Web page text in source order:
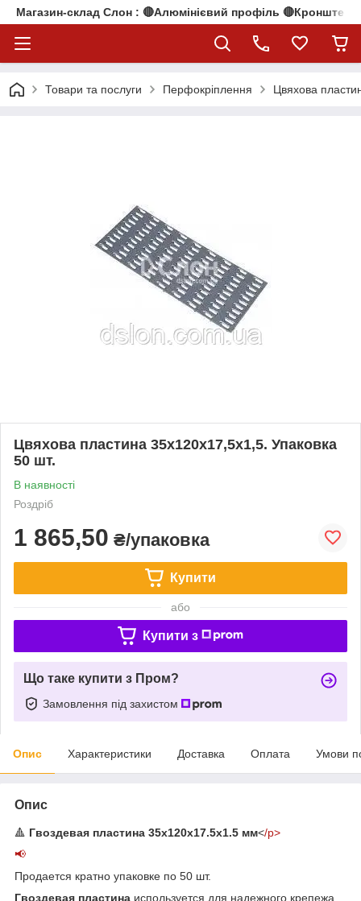
Магазин-склад Слон : 🔴Алюмінієвий профіль
Товари та послуги Перфокріплення Цвяхова
Цвяхова пластина 35х120х17,5х1,5. Упаковка
50 шт.
В наявності
Роздріб
1 865,50 ₴/упаковка
Купити
або
Купити з
Що таке купити з Пром?
Замовлення під захистом
Опис Характеристики Доставка Оплата Умови
Опис
🔺 Гвоздевая пластина 35х120х17.5х1.5 мм</p>
📢
Продается кратно упаковке по 50 шт.
Гвоздевая пластина используется для надежного крепежа